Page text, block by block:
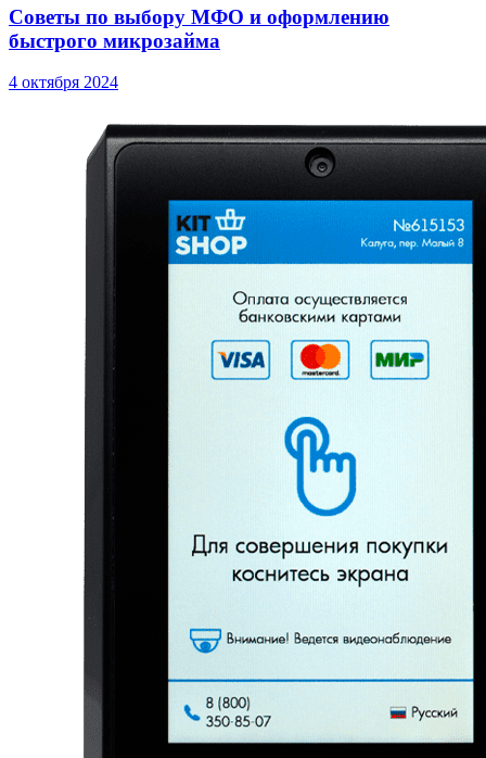
Советы по выбору МФО и оформлению
быстрого микрозайма
4 октября 2024